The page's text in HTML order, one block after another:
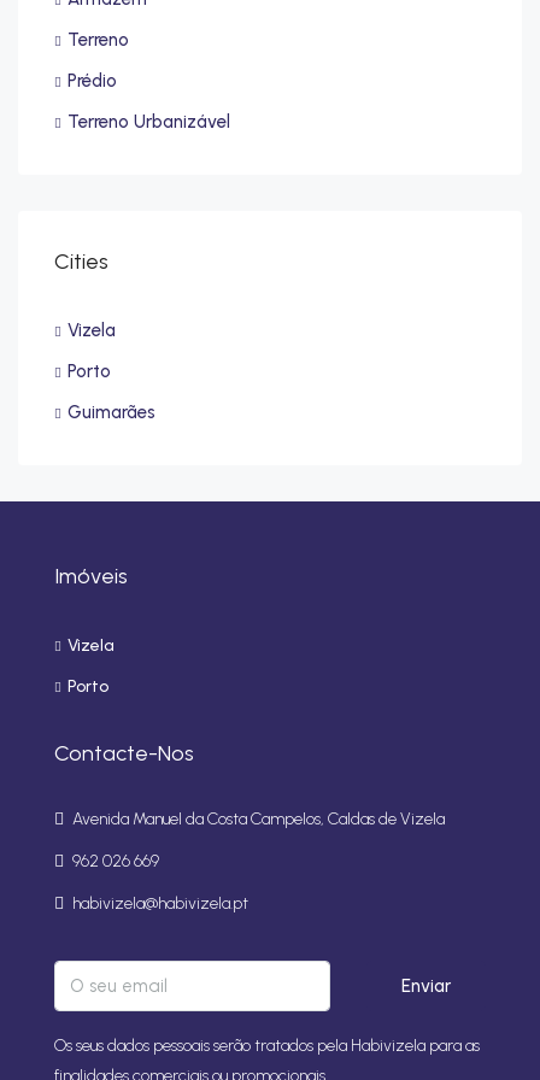
Terreno
Prédio
Terreno Urbanizável
Cities
Vizela
Porto
Guimarães
Imóveis
Vizela
Porto
Contacte-Nos
Avenida Manuel da Costa Campelos, Caldas de Vizela
962 026 669
habivizela@habivizela.pt
Enviar
Os seus dados pessoais serão tratados pela Habivizela para as
finalidades comerciais ou promocionais. .